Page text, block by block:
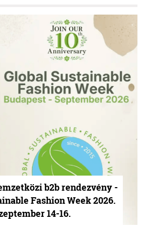
b2b rendezvény -
Fashion Week 2026.
14-16.